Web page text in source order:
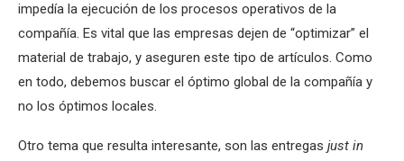
impedía la ejecución de los procesos operativos de la
compañía. Es vital que las empresas dejen de “optimizar” el
material de trabajo, y aseguren este tipo de artículos. Como
en todo, debemos buscar el óptimo global de la compañía y
no los óptimos locales.
Otro tema que resulta interesante, son las entregas just in